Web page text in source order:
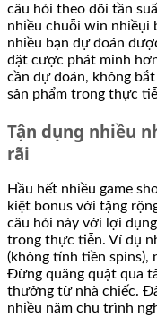
câu hỏi theo dõi tần
nhiều chuỗi win nhiềụi
nhiều bạn dự đoán
đặt cược phát minh
cần dự đoán, không
sản phẩm trong thực
Tận dụng nhiều
rãi
Hầu hết nhiều game
kiệt bonus với tặng
câu hỏi này với lợi
trong thực tiễn. Ví dụ
(không tính tiền
Đừng quăng quật qua
thưởng từ nhà chiếc.
nhiều năm chu trình